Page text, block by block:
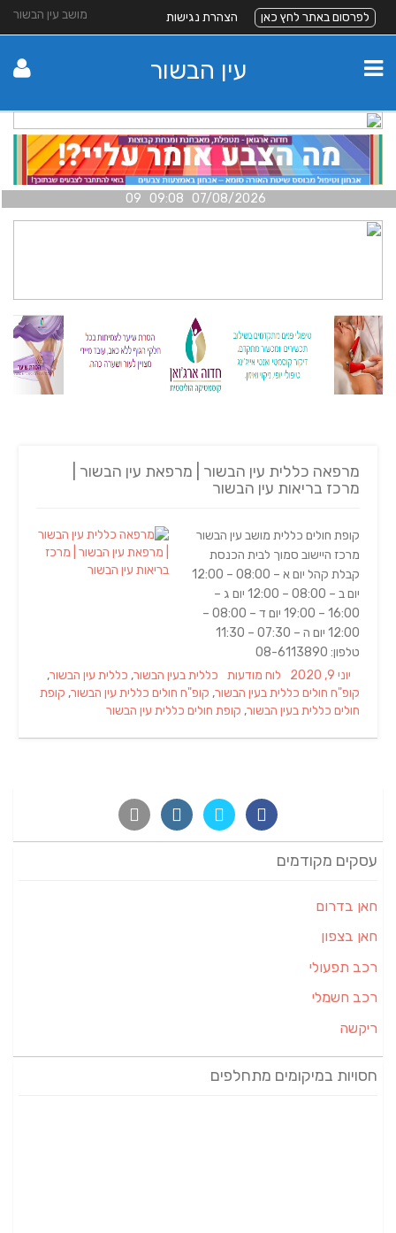
מושב עין הבשור לפרסום באתר לחץ כאן הצהרת נגישות
עין הבשור
07/08/2026 09:08 09
מרפאה כללית עין הבשור | מרפאת עין הבשור |
מרכז בריאות עין הבשור
קופת חולים כללית מושב עין הבשור
מרכז היישוב סמוך לבית הכנסת
קבלת קהל יום א – 08:00 – 12:00
יום ב – 08:00 – 12:00 יום ג –
16:00 – 19:00 יום ד – 08:00 –
טלפון: 08-6113890
Posted
on
יוני 9, 2020 Categories
לוח מודעות Tags
כללית בעין הבשור, כללית עין הבשור,
קופ"ח חולים כללית בעין הבשור, קופ"ח חולים כללית עין הבשור, קופת
חולים כללית בעין הבשור, קופת חולים כללית עין הבשור
עסקים מקודמים
חאן בדרום
חאן בצפון
רכב תפעולי
רכב חשמלי
ריקשה
חסויות במיקומים מתחלפים